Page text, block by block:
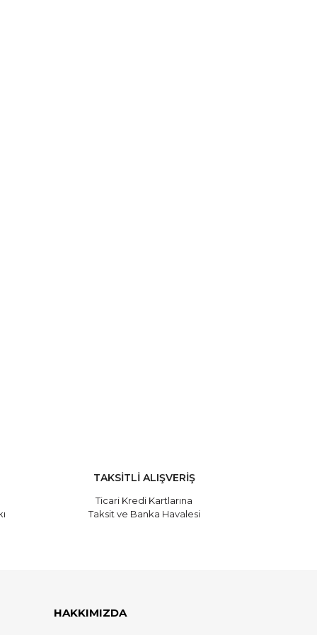
TAKSİTLİ ALIŞVERİŞ
Ticari Kredi Kartlarına
Taksit ve Banka Havalesi
HAKKIMIZDA